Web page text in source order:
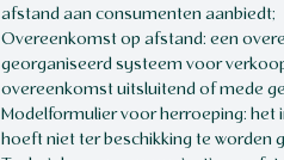
afstand aan consumenten aanbiedt;
Overeenkomst op afstand: een
georganiseerd systeem voor
overeenkomst uitsluitend of mede
Modelformulier voor herroeping: het
hoeft niet ter beschikking te worden